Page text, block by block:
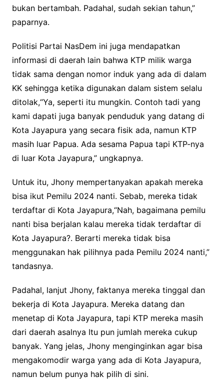
bukan bertambah. Padahal, sudah sekian tahun,”
paparnya.
Politisi Partai NasDem ini juga mendapatkan
informasi di daerah lain bahwa KTP milik warga
tidak sama dengan nomor induk yang ada di dalam
KK sehingga ketika digunakan dalam sistem selalu
ditolak,“Ya, seperti itu mungkin. Contoh tadi yang
kami dapati juga banyak penduduk yang datang di
Kota Jayapura yang secara fisik ada, namun KTP
masih luar Papua. Ada sesama Papua tapi KTP-nya
di luar Kota Jayapura,” ungkapnya.
Untuk itu, Jhony mempertanyakan apakah mereka
bisa ikut Pemilu 2024 nanti. Sebab, mereka tidak
terdaftar di Kota Jayapura,“Nah, bagaimana pemilu
nanti bisa berjalan kalau mereka tidak terdaftar di
Kota Jayapura?. Berarti mereka tidak bisa
menggunakan hak pilihnya pada Pemilu 2024 nanti,”
tandasnya.
Padahal, lanjut Jhony, faktanya mereka tinggal dan
bekerja di Kota Jayapura. Mereka datang dan
menetap di Kota Jayapura, tapi KTP mereka masih
dari daerah asalnya Itu pun jumlah mereka cukup
banyak. Yang jelas, Jhony menginginkan agar bisa
mengakomodir warga yang ada di Kota Jayapura,
namun belum punya hak pilih di sini.